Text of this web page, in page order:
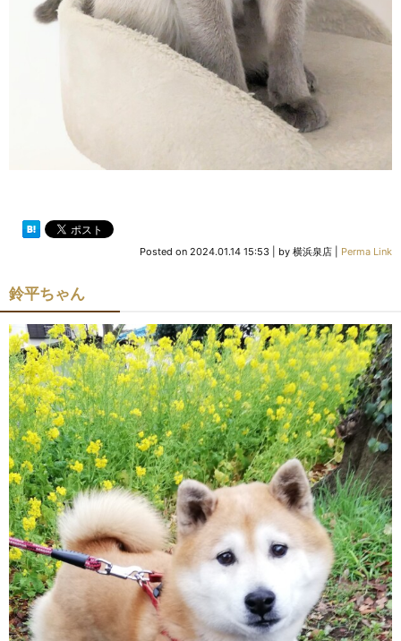
Posted on 2024.01.14 15:53 by 横浜泉店 Perma Link
鈴平ちゃん